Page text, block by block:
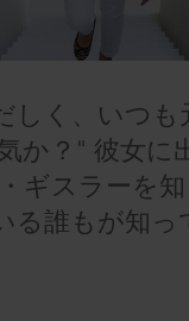
しく、いつも
か？" 彼女に
ギスラーを
る誰もが知っ